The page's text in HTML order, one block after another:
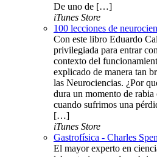
De uno de […]
iTunes Store
100 lecciones de
Con este libro Eduardo
privilegiada para entrar
contexto del
explicado de manera tan
las Neurociencias. ¿Por
dura un momento de
cuando sufrimos una
[…]
iTunes Store
Gastrofísica - Charles
El mayor experto en